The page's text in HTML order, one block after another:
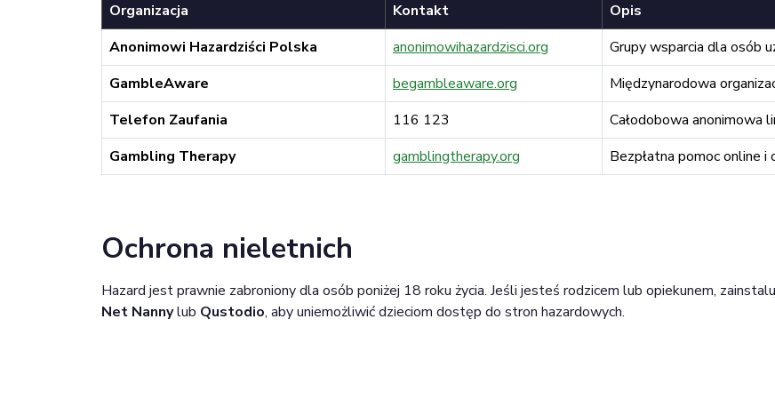
Organizacja Kontakt
Opis
Anonimowi Hazardziści Polska
anonimowihazardzisci.org
Grupy wsparcia dla osób
GambleAware
begambleaware.org
Międzynarodowa
Telefon Zaufania
116 123
Całodobowa anonimowa
Gambling Therapy
gamblingtherapy.org Bezpłatna pomoc online i
Ochrona nieletnich
Hazard jest prawnie zabroniony dla osób poniżej 18 roku życia. Jeśli jesteś rodzicem lub opiekunem,
Net Nannylub Qustodio, aby uniemożliwić dzieciom dostęp do stron hazardowych.